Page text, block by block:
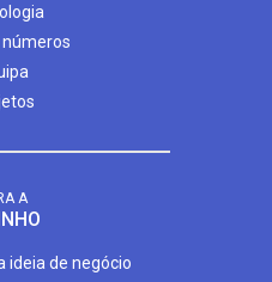
números
A
ideia de negócio